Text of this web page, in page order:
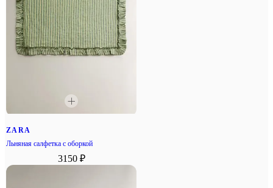
ZARA
Льняная салфетка с оборкой
3150 ₽